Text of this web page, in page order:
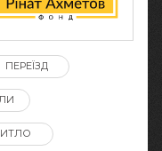
ПЕРЕЇЗД